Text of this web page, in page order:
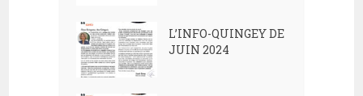
L’INFO-QUINGEY DE
JUIN 2024